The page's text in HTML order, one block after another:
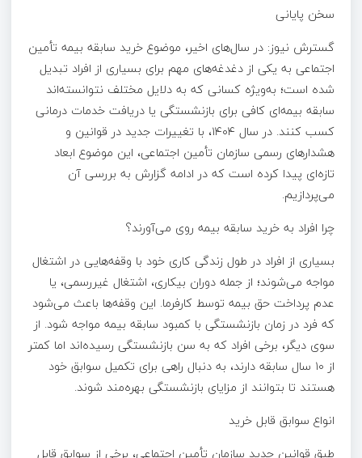
سخن پایانی
گسترش نیوز: در سال‌های اخیر، موضوع خرید سابقه بیمه تأمین
اجتماعی به یکی از دغدغه‌های مهم برای بسیاری از افراد تبدیل
شده است؛ به‌ویژه کسانی که به دلایل مختلف نتوانسته‌اند
سابقه بیمه‌ای کافی برای بازنشستگی یا دریافت خدمات درمانی
کسب کنند. در سال ۱۴۰۴، با تغییرات جدید در قوانین و
هشدارهای رسمی سازمان تأمین اجتماعی، این موضوع ابعاد
تازه‌ای پیدا کرده است که در ادامه گزارش به بررسی آن
می‌پردازیم.
چرا افراد به خرید سابقه بیمه روی می‌آورند؟
بسیاری از افراد در طول زندگی کاری خود با وقفه‌هایی در اشتغال
مواجه می‌شوند؛ از جمله دوران بیکاری، اشتغال غیررسمی، یا
عدم پرداخت حق بیمه توسط کارفرما. این وقفه‌ها باعث می‌شود
که فرد در زمان بازنشستگی با کمبود سابقه بیمه مواجه شود. از
سوی دیگر، برخی افراد که به سن بازنشستگی رسیده‌اند اما کمتر
از ۱۰ سال سابقه دارند، به دنبال راهی برای تکمیل سوابق خود
هستند تا بتوانند از مزایای بازنشستگی بهره‌مند شوند.
انواع سوابق قابل خرید
طبق قوانین جدید سازمان تأمین اجتماعی، برخی از سوابق قابل